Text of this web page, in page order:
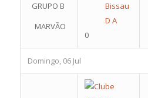
GRUPO B
MARVÃO
Bissau
D A
0
Domingo, 06 Jul